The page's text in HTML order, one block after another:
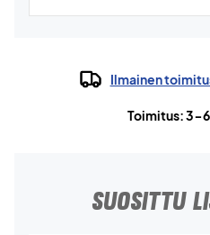
Ilmainen
Toimitus: 3-
SUOSITTU